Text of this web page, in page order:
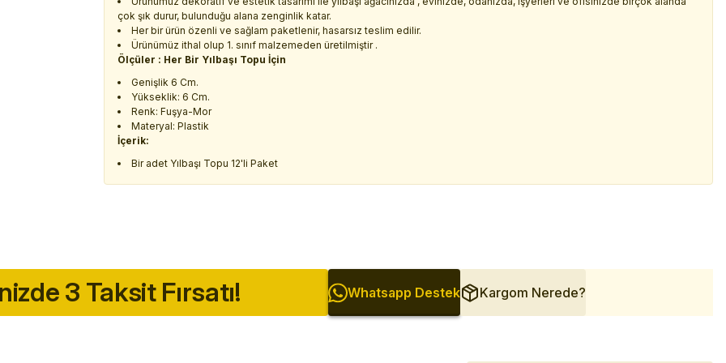
çok şık durur, bulunduğu alana zenginlik katar.
Her bir ürün özenli ve sağlam paketlenir, hasarsız teslim edilir.
Ürünümüz ithal olup 1. sınıf malzemeden üretilmiştir .
Ölçüler : Her Bir Yılbaşı Topu İçin
Genişlik 6 Cm.
Yükseklik: 6 Cm.
Renk: Fuşya-Mor
Materyal: Plastik
İçerik:
Bir adet Yılbaşı Topu 12'li Paket
3 Taksit Fırsatı! Whatsapp Destek Kargom Nerede?